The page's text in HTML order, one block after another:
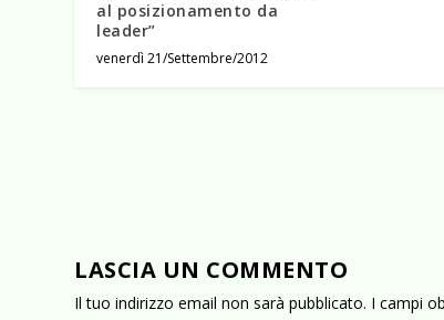
al posizionamento da
leader”
venerdì 21/Settembre/2012
LASCIA UN COMMENTO
Il tuo indirizzo email non sarà pubblicato. I campi